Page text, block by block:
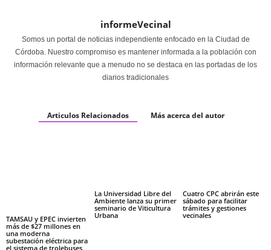
informeVecinal
Somos un portal de noticias independiente enfocado en la Ciudad de
Córdoba. Nuestro compromiso es mantener informada a la población con
información relevante que a menudo no se destaca en las portadas de los
diarios tradicionales
Articulos Relacionados Más acerca del autor
TAMSAU y EPEC invierten
más de $27 millones en
una moderna
subestación eléctrica para
el sistema de trolebuses
La Universidad Libre del
Ambiente lanza su primer
seminario de Viticultura
Urbana
Cuatro CPC abrirán este
sábado para facilitar
trámites y gestiones
vecinales